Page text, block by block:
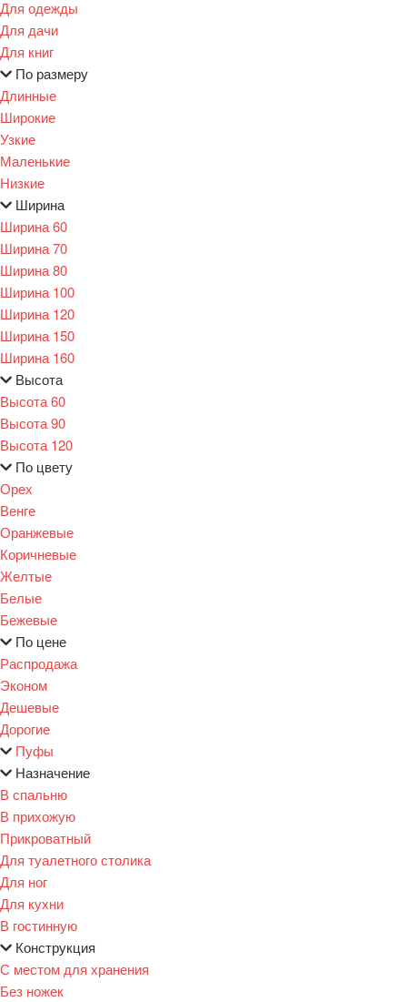
Для одежды
Для дачи
Для книг
По размеру
Длинные
Широкие
Узкие
Маленькие
Низкие
Ширина
Ширина 60
Ширина 70
Ширина 80
Ширина 100
Ширина 120
Ширина 150
Ширина 160
Высота
Высота 60
Высота 90
Высота 120
По цвету
Орех
Венге
Оранжевые
Коричневые
Желтые
Белые
Бежевые
По цене
Распродажа
Эконом
Дешевые
Дорогие
Пуфы
Назначение
В спальню
В прихожую
Прикроватный
Для туалетного столика
Для ног
Для кухни
В гостинную
Конструкция
С местом для хранения
Без ножек